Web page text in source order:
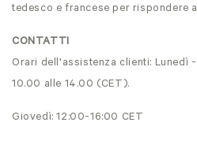
tedesco e francese per rispondere
CONTATTI
Orari dell'assistenza clienti: Lunedì
10.00 alle 14.00 (CET).
Giovedì: 12:00-16:00 CET